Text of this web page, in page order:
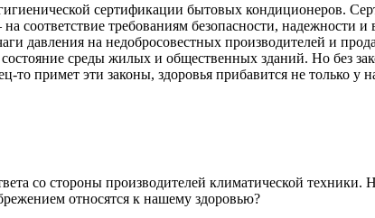
сертификации бытовых кондиционеров.
соответствие требованиям безопасности, надежности
давления на недобросовестных производителей и
среды жилых и общественных зданий. Но без
примет эти законы, здоровья прибавится не только у
со стороны производителей климатической
относятся к нашему здоровью?